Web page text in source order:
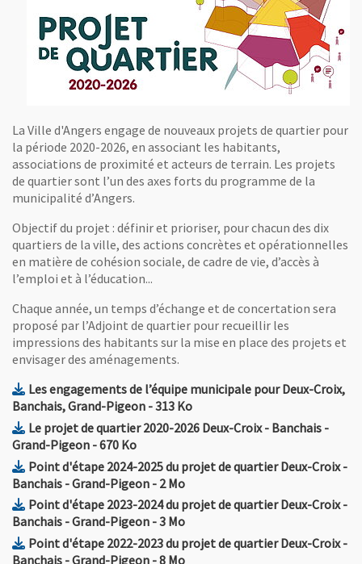
La Ville d'Angers engage de nouveaux projets de quartier pour
la période 2020-2026, en associant les habitants,
associations de proximité et acteurs de terrain. Les projets
de quartier sont l’un des axes forts du programme de la
municipalité d’Angers.
Objectif du projet : définir et prioriser, pour chacun des dix
quartiers de la ville, des actions concrètes et opérationnelles
en matière de cohésion sociale, de cadre de vie, d’accès à
l’emploi et à l’éducation...
Chaque année, un temps d’échange et de concertation sera
proposé par l’Adjoint de quartier pour recueillir les
impressions des habitants sur la mise en place des projets et
envisager des aménagements.
Les engagements de l’équipe municipale pour Deux-Croix,
Banchais, Grand-Pigeon, Fichier au format Pdf
- 313 Ko, Ouvre une nouvelle fenêtre
Le projet de quartier 2020-2026 Deux-Croix - Banchais -
Grand-Pigeon, Fichier au format Pdf
- 670 Ko, Ouvre une nouvelle fenêtre
Point d'étape 2024-2025 du projet de quartier Deux-Croix -
Banchais - Grand-Pigeon, Fichier au format Pdf
- 2 Mo, Ouvre une nouvelle fenêtre
Point d'étape 2023-2024 du projet de quartier Deux-Croix -
Banchais - Grand-Pigeon, Fichier au format Pdf
- 3 Mo, Ouvre une nouvelle fenêtre
Point d'étape 2022-2023 du projet de quartier Deux-Croix -
Banchais - Grand-Pigeon, Fichier au format Pdf
- 8 Mo, Ouvre une nouvelle fenêtre